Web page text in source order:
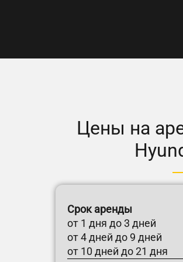
Цены на
Срок аренды
от 1 дня до 3 дней
от 4 дней до 9 дней
от 10 дней до 21 дня